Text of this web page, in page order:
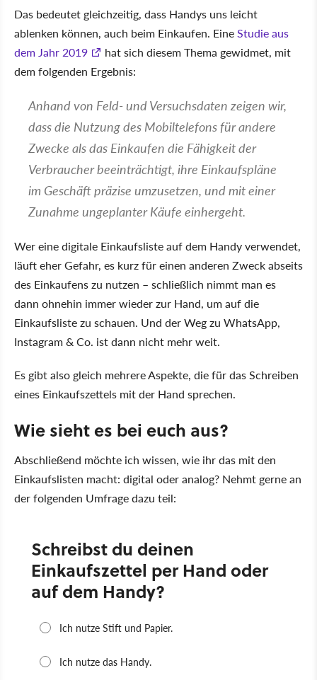
Das bedeutet gleichzeitig, dass Handys uns leicht
ablenken können, auch beim Einkaufen. EineStudie aus
dem Jahr 2019
hat sich diesem Thema gewidmet, mit
dem folgenden Ergebnis:
Anhand von Feld- und Versuchsdaten zeigen wir,
dass die Nutzung des Mobiltelefons für andere
Zwecke als das Einkaufen die Fähigkeit der
Verbraucher beeinträchtigt, ihre Einkaufspläne
im Geschäft präzise umzusetzen, und mit einer
Zunahme ungeplanter Käufe einhergeht.
Wer eine digitale Einkaufsliste auf dem Handy verwendet,
läuft eher Gefahr, es kurz für einen anderen Zweck abseits
des Einkaufens zu nutzen – schließlich nimmt man es
dann ohnehin immer wieder zur Hand, um auf die
Einkaufsliste zu schauen. Und der Weg zu WhatsApp,
Instagram & Co. ist dann nicht mehr weit.
Es gibt also gleich mehrere Aspekte, die für das Schreiben
eines Einkaufszettels mit der Hand sprechen.
Wie sieht es bei euch aus?
Abschließend möchte ich wissen, wie ihr das mit den
Einkaufslisten macht: digital oder analog? Nehmt gerne an
der folgenden Umfrage dazu teil: